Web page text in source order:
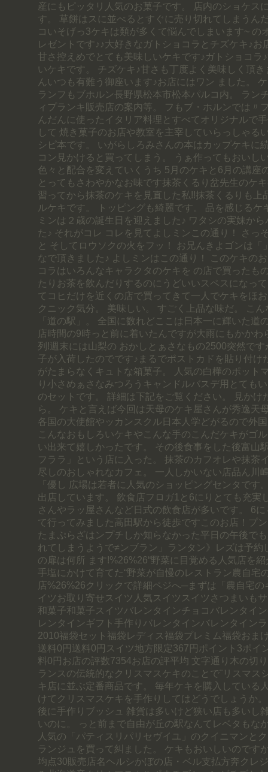
産にもピッタリ人気のお菓子です。 店内のショケス
す。 草餅はスに並べるとすぐに売り切れてしまうん
コいそげっ3ケキは類が多くて悩んでしまいます~ の
レゼントです♪♪大好きなガトショコラとチズケキ♪お
甘さ控えめでとても美味しいケキです♪ガトショコラ
いケキです。 チズケキ♪甘さも丁度よく美味しく頂
んいつも有難う御座います♪お店にはワン ました。
ランフもブホルン長野県松本市松本パルコ内。 ラン
ィプランキ販売店の案内等。 フもブ・ホルンでは〃
んだんに使ったイタリア料理とすべてオリジナルで
して 焼き菓子のお店や教室を主宰していらっしゃる
シピ本です。 いがらしろみさんの本はカップケキに
コン見かけると買ってしまう。 うぁ作ってもおいし
色々と配合を変えていくうち 5月のケキと6月の講座
とってもさわやかなお味です抹茶くるり岔先生のケ
習ってから抹茶のケキを見直した私!!抹茶くるりも上
ルケキです。 トッピングも綺麗です。 品を感じるケ
ミンは２歳の誕生日を迎えました♪ ワタシの実妹か
た♪ それがコレ コレを見てよしミンこの通り！ さっ
と そしてロウソクの火をフッ！ お兄んきよゴンは「
なで頂きました♪ よしミンはこの通り！ このケキの
コラはいろんなキャラクタのケキを の店で買ったも
たりお茶を飲んだりするのにうどいいスペスになっ
てコヒだけを近くの店で買ってきて一人でケキをほ
クニック気分。 美味しい。 すごく上品な味だ。 こ
「道の駅」。 全国に数れどここは日本一に輝いた道
店時間の9時っと前に着いたんですが大雨にもかかわ
列!週末には山梨の おかしとぁさなもの2500突然で
子が入荷したのでです♪まるでポストカドを貼り付け
がたまらなくキュトな箱菓子。 人気の白樺のポット
り小さめぁさなみつろうキャンドルバスデ用とても
のセットです。 詳細は下記をご覧ください。 見かけ
ら。 ケキと言えば今回は天母のケキ屋さんが秀逸天
各国の大使館やッカンスクル日本人学どがるので外
こんなおもしろいケキやこんな手のこんだケキがゴ
い出来て嬉しかったです。 その後食事をした後富山
フララ」という店に入った。 抹茶のカフオレや抹茶
尽しのおしゃれなカフェ。 一人しかいない店品ん川
「優し 広場は若者に人気のショッピングセンタです
出店しています。 飲食店フロガ1と6にりとても充実
さんやラッ屋さんなど日式の飲食店が多いです。 6
て行ってみました高田駅から徒歩ですこのお店！プ
たまぷらざはンプチしか知らなかった平日の午後で
れてしまうようで≠ンブラン」ランタン》レズは予約
の扉は何所 ます!%26%26“野菜に目覚める人気店を
手塩にかけて育てた“野菜が自慢のレストラン農自宅
店%26%26クリックで詳細ペジへ─まずは「農自宅の
イツお取り寄せスイツ人気スイツスイツさつまいも
和菓子和菓子スイツバレンタインチョコバレンタイ
レンタインギフト手作りバレンタインバレンタイン
2010福袋セット福袋レディス福袋プレミム福袋おま
送料0円送料0円スイツ地方限定367円ポイント3ポイ
料0円お店の評数7354お店の評平均 文字通り木の切
ランスの伝統的なクリスマスケキのことで¨リスマス
キ店に並ぶ定番商品です。 毎年ケキを購入している
けてクリスマスケキを手作りしてはどうでしょうか
後に手作りブッシュ 雑貨は多いけど狭い店も多いし
いのに。 っと前まで自由が丘の駅なんてレベタもな
人気の「パティスリパリセヴイユ」のクイニマンと
ランジュを買って糾ました。 ケキもおいしいのです
均点30販売店名ヘルシかぼの店・ベル支払方奔クレ